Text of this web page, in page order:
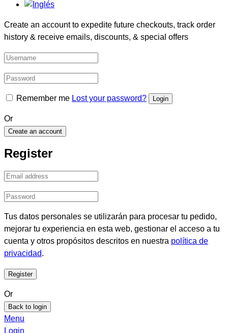
Create an account to expedite future checkouts, track order
history & receive emails, discounts, & special offers
Remember me Lost your password?
Or
Create an account
Register
Tus datos personales se utilizarán para procesar tu pedido,
mejorar tu experiencia en esta web, gestionar el acceso a tu
cuenta y otros propósitos descritos en nuestra política de
privacidad.
Or
Back to login
Menu
Login